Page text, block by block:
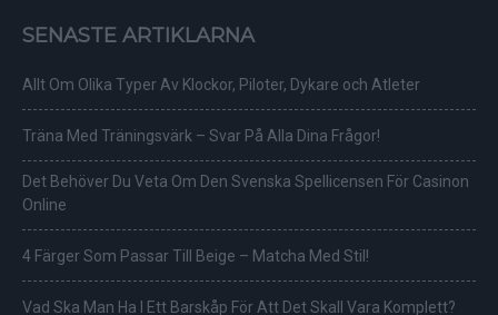
SENASTE ARTIKLARNA
Allt Om Olika Typer Av Klockor, Piloter, Dykare och Atleter
Träna Med Träningsvärk – Svar På Alla Dina Frågor!
Det Behöver Du Veta Om Den Svenska Spellicensen För Casinon
Online
4 Färger Som Passar Till Beige – Matcha Med Stil!
Vad Ska Man Ha I Ett Barskåp För Att Det Skall Vara Komplett?